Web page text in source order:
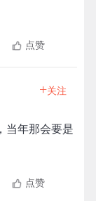
点赞
+关注
当年那会要是
点赞